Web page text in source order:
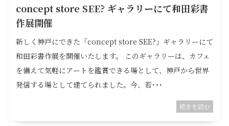
concept store SEE? ギャラリーにて和田彩書
作展開催
新しく神戸にできた「concept store SEE?」ギャラリーにて
和田彩書作展を開催いたします。 このギャラリーは、カフェ
を備えて気軽にアートを鑑賞できる場として、神戸から世界
発信する場として建てられました。今、若･･･
続きを読む